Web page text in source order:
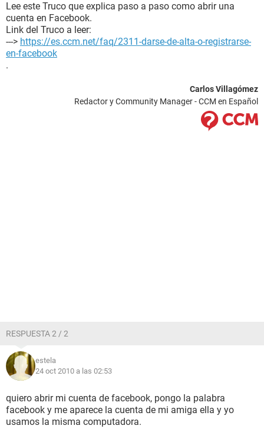
Lee este Truco que explica paso a paso como abrir una
cuenta en Facebook.
Link del Truco a leer:
---> https://es.ccm.net/faq/2311-darse-de-alta-o-registrarse-
en-facebook
.
Carlos Villagómez
Redactor y Community Manager - CCM en Español
RESPUESTA 2 / 2
estela
24 oct 2010 a las 02:53
quiero abrir mi cuenta de facebook, pongo la palabra
facebook y me aparece la cuenta de mi amiga ella y yo
usamos la misma computadora.